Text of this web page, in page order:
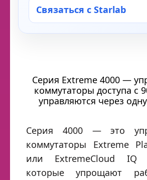
Серия Extreme 4000 —
коммутаторы доступа с
управляются через
Серия 4000 — это
коммутаторы Extreme
или ExtremeCloud IQ
которые упрощают
Связаться с Starlab